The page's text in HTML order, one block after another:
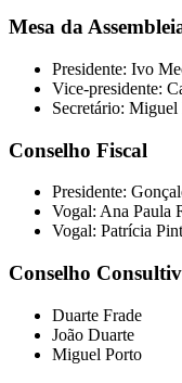
Mesa da
Presidente: Ivo
Vice-presidente:
Secretário:
Conselho Fiscal
Presidente:
Vogal: Ana Paula
Vogal: Patrícia
Conselho
Duarte Frade
João Duarte
Miguel Porto